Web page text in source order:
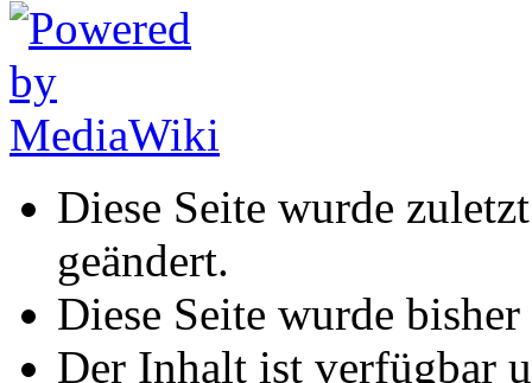
Diese Seite wurde
geändert.
Diese Seite wurde
Der Inhalt ist verfügbar